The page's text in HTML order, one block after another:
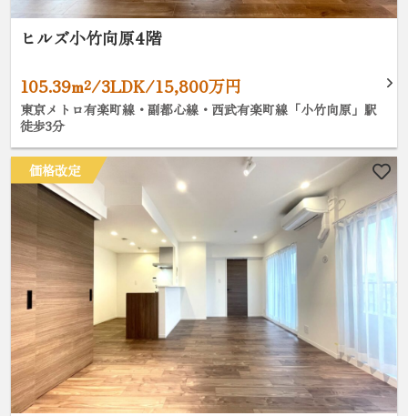
ヒルズ小竹向原4階
105.39m²/3LDK/15,800万円
東京メトロ有楽町線・副都心線・西武有楽町線「小竹向原」駅
徒歩3分
価格改定